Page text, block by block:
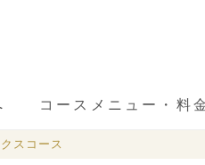
コースメニュー・料
スコース